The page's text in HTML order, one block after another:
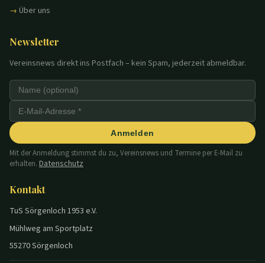
Über uns
Newsletter
Vereinsnews direkt ins Postfach – kein Spam, jederzeit abmeldbar.
Anmelden
Mit der Anmeldung stimmst du zu, Vereinsnews und Termine per E-Mail zu
erhalten. Datenschutz
Kontakt
TuS Sörgenloch 1953 e.V.
Mühlweg am Sportplatz
55270 Sörgenloch